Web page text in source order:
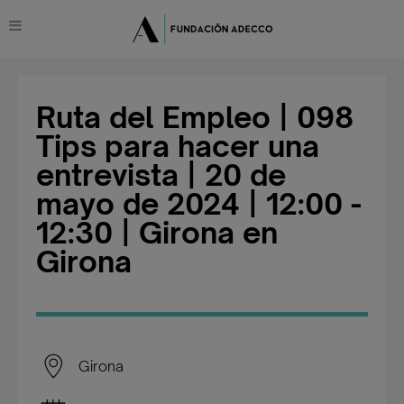
Ruta del Empleo | 098
Tips para hacer una
entrevista | 20 de
mayo de 2024 | 12:00 -
12:30 | Girona en
Girona
Girona